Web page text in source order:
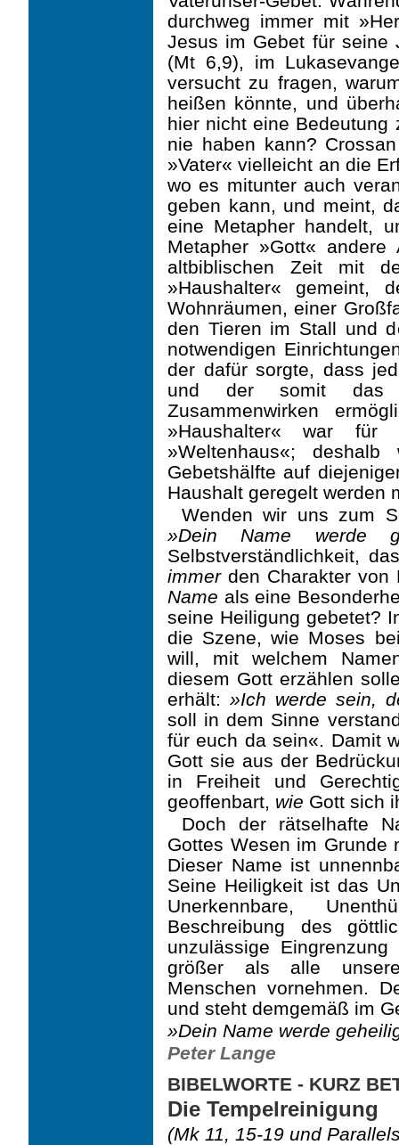
durchweg immer mit
Jesus im Gebet für seine
(Mt 6,9), im
versucht zu fragen,
heißen könnte, und
hier nicht eine Bedeutung
nie haben kann?
»Vater« vielleicht an die
wo es mitunter auch
geben kann, und meint,
eine Metapher handelt,
Metapher »Gott«
altbiblischen Zeit mit
»Haushalter« gemeint,
Wohnräumen, einer
den Tieren im Stall und
notwendigen
der dafür sorgte, dass
und der somit das
Zusammenwirken
»Haushalter« war
»Weltenhaus«;
Gebetshälfte auf
Haushalt geregelt werden
Wenden wir uns zum
»Dein Name werde
Selbstverständlichkeit,
immerden Charakter von
Name als eine
seine Heiligung gebetet?
die Szene, wie Moses
will, mit welchem
diesem Gott erzählen
erhält: »Ich werde sein,
soll in dem Sinne
für euch da sein«. Damit
Gott sie aus der
in Freiheit und
geoffenbart, wie Gott sich
Doch der rätselhafte
Gottes Wesen im Grunde
Dieser Name ist
Seine Heiligkeit ist das
Unerkennbare,
Beschreibung des
unzulässige
größer als alle
Menschen vornehmen.
und steht demgemäß im
»Dein Name werde
Peter Lange
BIBELWORTE - KURZ
Die Tempelreinigung
(Mk 11, 15-19 und